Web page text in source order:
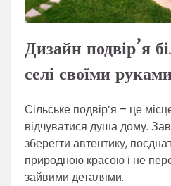
Дизайн подвір’я
селі своїми
Сільське подвір’я – це
відчуватися душа дому.
зберегти автентику,
природною красою і не
зайвими деталями.